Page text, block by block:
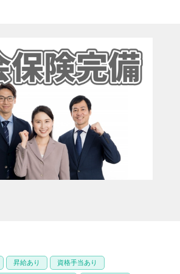
昇給あり 資格手当あり